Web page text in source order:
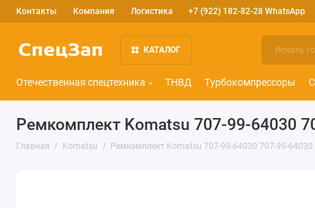
Контакты Компания Логистика +7 (922) 182-82-28 WhatsApp
КАТАЛОГ
Отечественная спецтехника ТНВД Турбокомпрессоры
Ремкомплект Komatsu 707-99-64030
Главная Komatsu Ремкомплект Komatsu 707-99-64030 707-99-64030